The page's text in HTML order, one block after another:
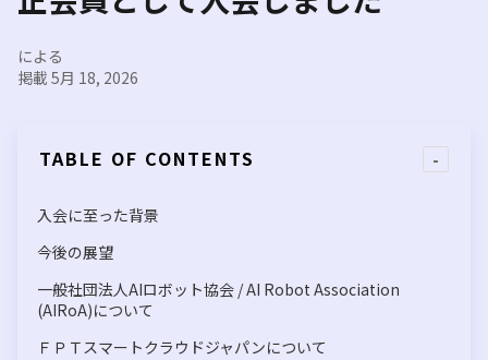
による
掲載 5月 18, 2026
TABLE OF CONTENTS -
入会に至った背景
今後の展望
一般社団法人AIロボット協会 / AI Robot Association
(AIRoA)について
ＦＰＴスマートクラウドジャパンについて